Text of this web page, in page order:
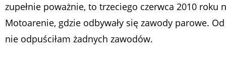
zupełnie poważnie, to trzeciego czerwca 2010 roku
Motoarenie, gdzie odbywały się zawody parowe.
nie odpuściłam żadnych zawodów.